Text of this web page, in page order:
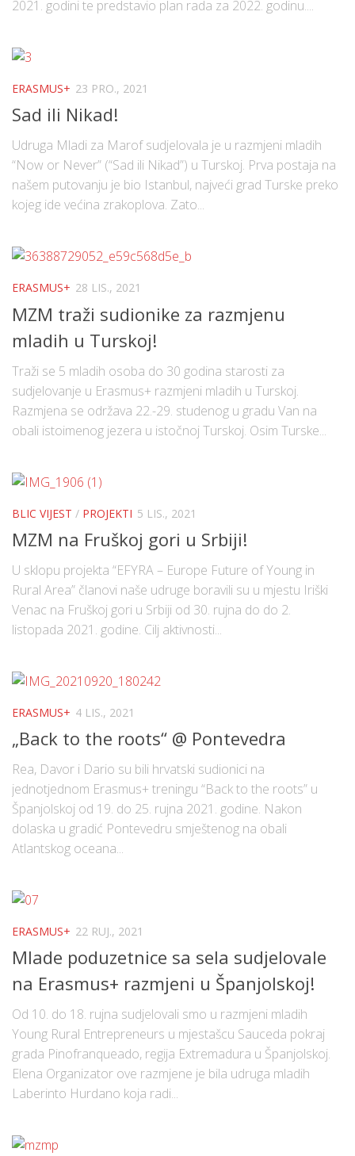
2021. godini te predstavio plan rada za 2022. godinu....
ERASMUS+ 23 PRO., 2021
Sad ili Nikad!
Udruga Mladi za Marof sudjelovala je u razmjeni mladih
“Now or Never” (“Sad ili Nikad”) u Turskoj. Prva postaja na
našem putovanju je bio Istanbul, najveći grad Turske preko
kojeg ide većina zrakoplova. Zato...
ERASMUS+ 28 LIS., 2021
MZM traži sudionike za razmjenu
mladih u Turskoj!
Traži se 5 mladih osoba do 30 godina starosti za
sudjelovanje u Erasmus+ razmjeni mladih u Turskoj.
Razmjena se održava 22.-29. studenog u gradu Van na
obali istoimenog jezera u istočnoj Turskoj. Osim Turske...
BLIC VIJEST / PROJEKTI 5 LIS., 2021
MZM na Fruškoj gori u Srbiji!
U sklopu projekta “EFYRA – Europe Future of Young in
Rural Area” članovi naše udruge boravili su u mjestu Iriški
Venac na Fruškoj gori u Srbiji od 30. rujna do do 2.
listopada 2021. godine. Cilj aktivnosti...
ERASMUS+ 4 LIS., 2021
„Back to the roots“ @ Pontevedra
Rea, Davor i Dario su bili hrvatski sudionici na
jednotjednom Erasmus+ treningu “Back to the roots” u
Španjolskoj od 19. do 25. rujna 2021. godine. Nakon
dolaska u gradić Pontevedru smještenog na obali
Atlantskog oceana...
ERASMUS+ 22 RUJ., 2021
Mlade poduzetnice sa sela sudjelovale
na Erasmus+ razmjeni u Španjolskoj!
Od 10. do 18. rujna sudjelovali smo u razmjeni mladih
Young Rural Entrepreneurs u mjestašcu Sauceda pokraj
grada Pinofranqueado, regija Extremadura u Španjolskoj.
Elena Organizator ove razmjene je bila udruga mladih
Laberinto Hurdano koja radi...